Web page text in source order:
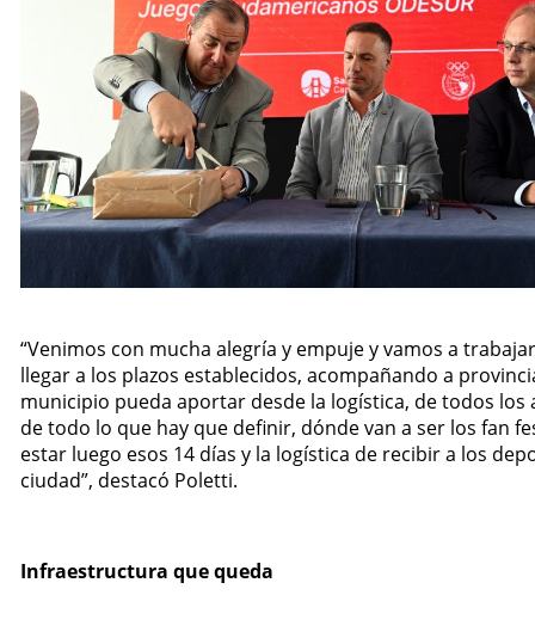
“Venimos con mucha alegría y empuje y vamos a
llegar a los plazos establecidos, acompañando a
municipio pueda aportar desde la logística, de todos los
de todo lo que hay que definir, dónde van a ser los fan
estar luego esos 14 días y la logística de recibir a los
ciudad”, destacó Poletti.
Infraestructura que queda